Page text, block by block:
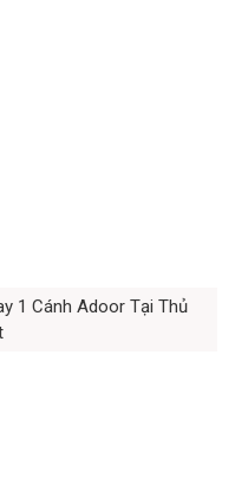
1 Cánh Adoor Tại Thủ